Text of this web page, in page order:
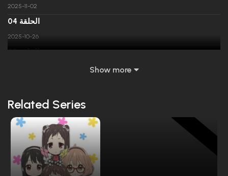
2025-11-02
الحلقة 04
2025-10-26
الحلقة 03
2025-10-07
Show more
Related Series
ANIME